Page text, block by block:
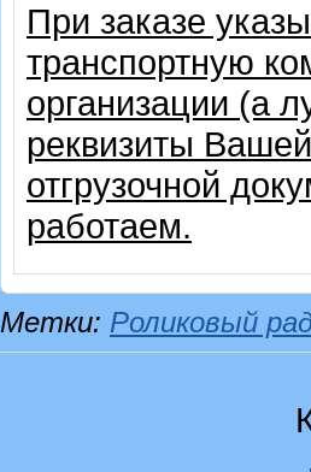
При заказе
транспортную
организации (а
реквизиты
отгрузочной
работаем.
Метки: Роликовый